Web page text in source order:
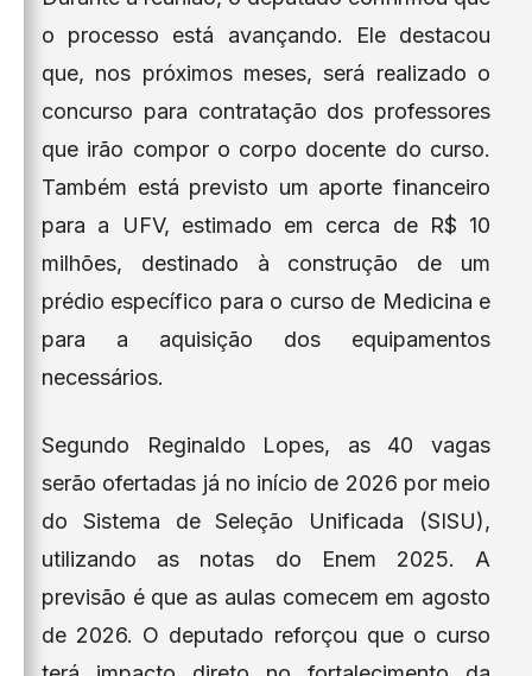
o processo está avançando. Ele destacou
que, nos próximos meses, será realizado o
concurso para contratação dos professores
que irão compor o corpo docente do curso.
Também está previsto um aporte financeiro
para a UFV, estimado em cerca de R$ 10
milhões, destinado à construção de um
prédio específico para o curso de Medicina e
para a aquisição dos equipamentos
necessários.
Segundo Reginaldo Lopes, as 40 vagas
serão ofertadas já no início de 2026 por meio
do Sistema de Seleção Unificada (SISU),
utilizando as notas do Enem 2025. A
previsão é que as aulas comecem em agosto
de 2026. O deputado reforçou que o curso